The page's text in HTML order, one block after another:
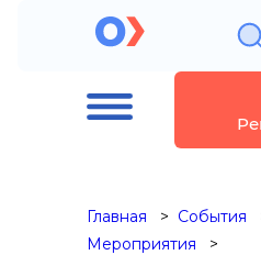
Главная
События
Мероприятия